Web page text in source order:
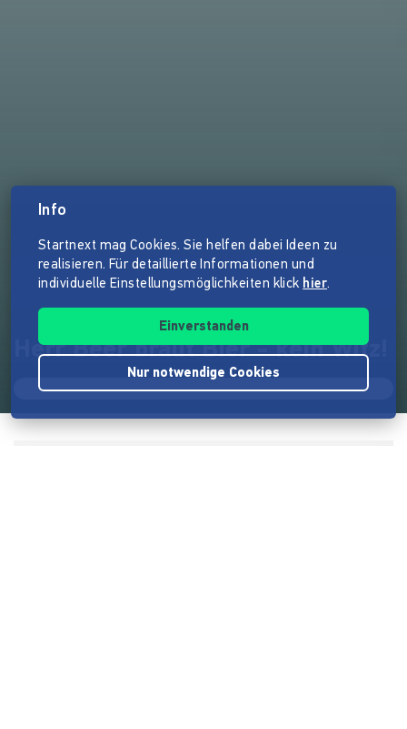
Herr Beer braut Bier - kein Witz!
Info
Startnext mag Cookies. Sie helfen dabei Ideen zu
realisieren. Für detaillierte Informationen und
individuelle Einstellungsmöglichkeiten klick hier.
Einverstanden
Nur notwendige Cookies